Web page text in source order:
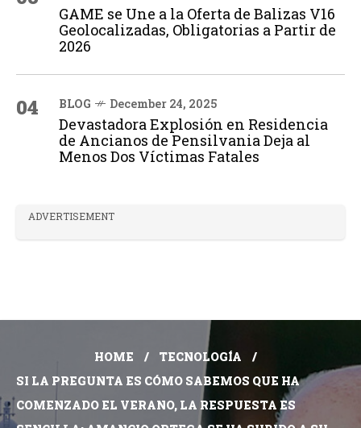
GAME se Une a la Oferta de Balizas V16
Geolocalizadas, Obligatorias a Partir de
2026
04 BLOG December 24, 2025
Devastadora Explosión en Residencia
de Ancianos de Pensilvania Deja al
Menos Dos Víctimas Fatales
ADVERTISEMENT
HOME
TECNOLOGÍA
SI LA PREGUNTA ES CÓMO SABEMOS QUE HA
COMENZADO EL VERANO, LA RESPUESTA ES